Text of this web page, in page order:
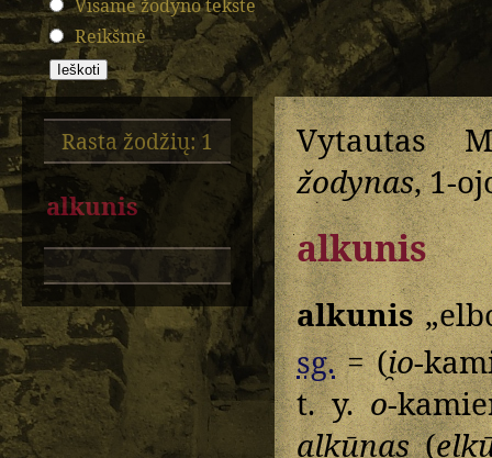
Visame žodyno tekste
Reikšmė
Rasta žodžių: 1
alkunis
Vytautas
žodynas, 1-
alkunis
alkunis
sg.= (i̯o-
t. y.o-
alkūnas(